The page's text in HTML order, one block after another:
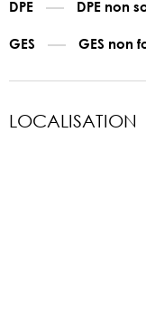
DPE DPE non
GES GES non
LOCALISATION